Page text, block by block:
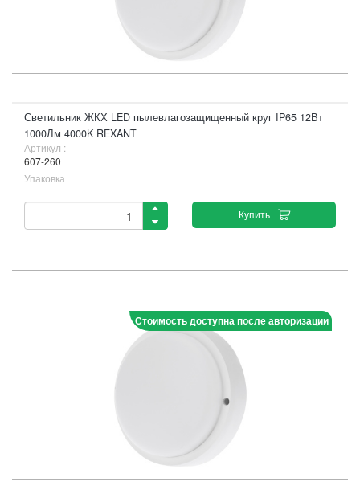
Светильник ЖКХ LED пылевлагозащищенный круг IP65 12Вт
1000Лм 4000K REXANT
Артикул :
607-260
Упаковка
Купить
Стоимость доступна после авторизации